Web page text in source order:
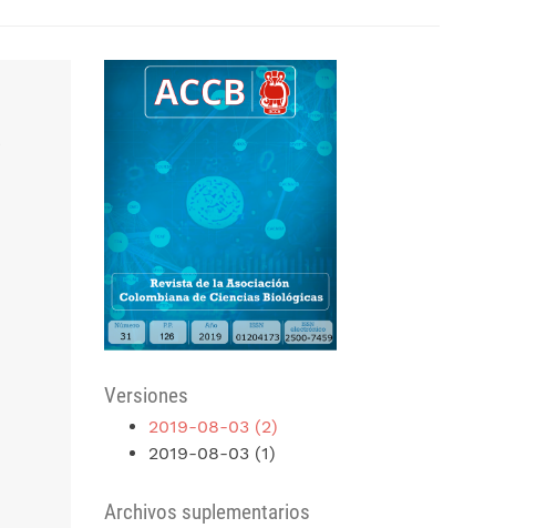
Versiones
2019-08-03 (2)
2019-08-03 (1)
Archivos suplementarios